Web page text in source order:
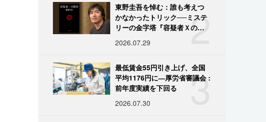
2
東野圭吾を悼む：誰も考えつ
かなかったトリック──ミステ
リーの金字塔『容疑者Ｘの献
2026.07.29
3
最低賃金55円引き上げ、全国
平均1176円に―厚労省審議会 :
前年度実績を下回る
2026.07.30